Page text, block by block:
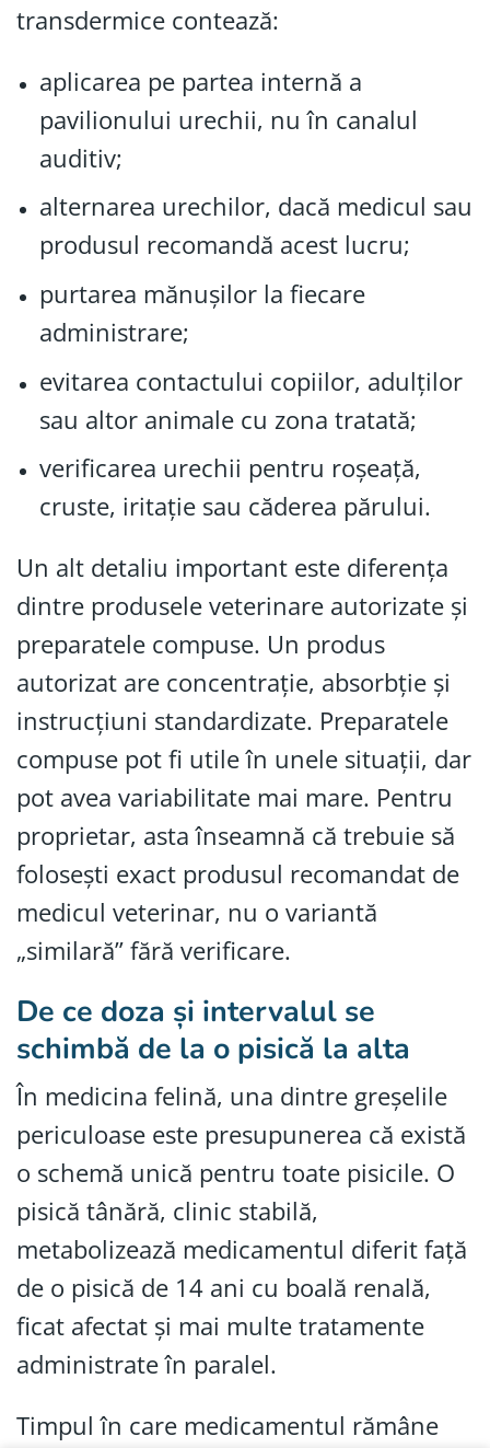
transdermice contează:
aplicarea pe partea internă a
pavilionului urechii, nu în canalul
auditiv;
alternarea urechilor, dacă medicul sau
produsul recomandă acest lucru;
purtarea mănușilor la fiecare
administrare;
evitarea contactului copiilor, adulților
sau altor animale cu zona tratată;
verificarea urechii pentru roșeață,
cruste, iritație sau căderea părului.
Un alt detaliu important este diferența
dintre produsele veterinare autorizate și
preparatele compuse. Un produs
autorizat are concentrație, absorbție și
instrucțiuni standardizate. Preparatele
compuse pot fi utile în unele situații, dar
pot avea variabilitate mai mare. Pentru
proprietar, asta înseamnă că trebuie să
folosești exact produsul recomandat de
medicul veterinar, nu o variantă
„similară” fără verificare.
De ce doza și intervalul se
schimbă de la o pisică la alta
În medicina felină, una dintre greșelile
periculoase este presupunerea că există
o schemă unică pentru toate pisicile. O
pisică tânără, clinic stabilă,
metabolizează medicamentul diferit față
de o pisică de 14 ani cu boală renală,
ficat afectat și mai multe tratamente
administrate în paralel.
Timpul în care medicamentul rămâne